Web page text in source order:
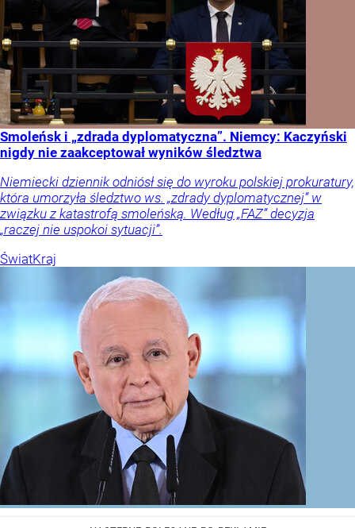
Smoleńsk i „zdrada dyplomatyczna”. Niemcy: Kaczyński
nigdy nie zaakceptował wyników śledztwa
Niemiecki dziennik odniósł się do wyroku polskiej prokuratury,
która umorzyła śledztwo ws. „zdrady dyplomatycznej” w
związku z katastrofą smoleńską. Według „FAZ” decyzja
„raczej nie uspokoi sytuacji”.
ŚwiatKraj